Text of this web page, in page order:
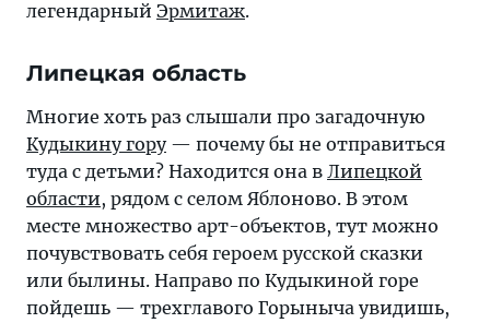
легендарный Эрмитаж.
Липецкая область
Многие хоть раз слышали про загадочную
Кудыкину гору— почему бы не отправиться
туда с детьми? Находится она в Липецкой
области, рядом с селом Яблоново. В этом
месте множество арт-объектов, тут можно
почувствовать себя героем русской сказки
или былины. Направо по Кудыкиной горе
пойдешь — трехглавого Горыныча увидишь,